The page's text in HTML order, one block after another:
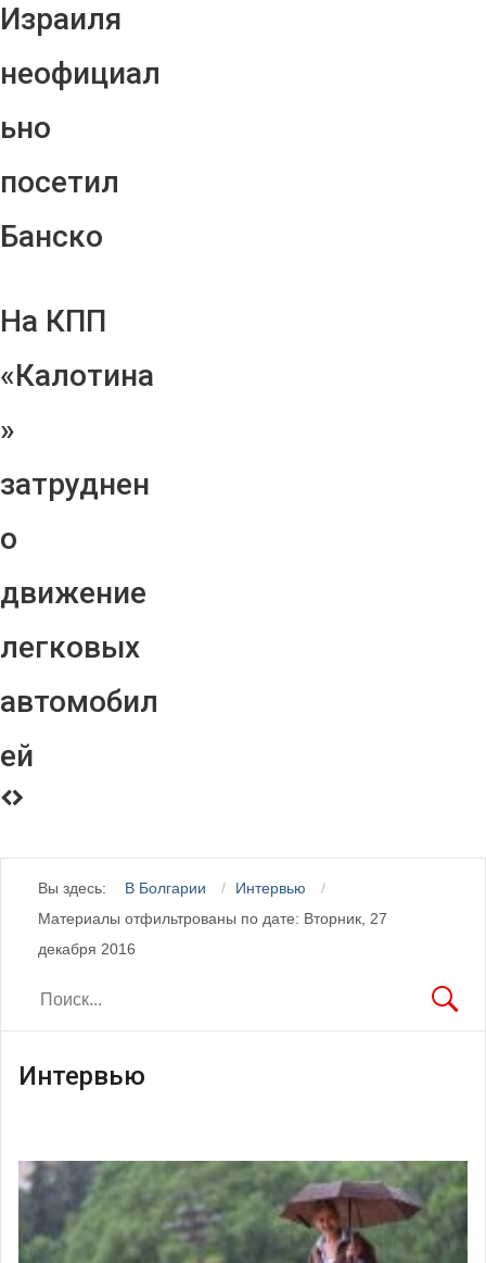
Израиля
неофициал
ьно
посетил
Банско
На КПП
«Калотина
»
затруднен
о
движение
легковых
автомобил
ей
Вы здесь: В Болгарии
Интервью
Материалы отфильтрованы по дате: Вторник, 27
декабря 2016
Интервью